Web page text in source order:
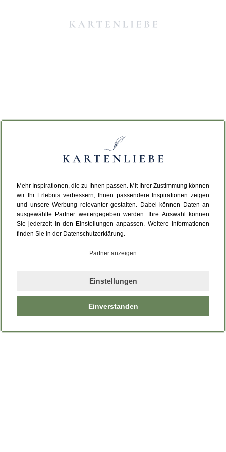
Mehr Inspirationen, die zu Ihnen passen. Mit Ihrer Zustimmung können
wir Ihr Erlebnis verbessern, Ihnen passendere Inspirationen zeigen
und unsere Werbung relevanter gestalten. Dabei können Daten an
ausgewählte Partner weitergegeben werden. Ihre Auswahl können
Sie jederzeit in den Einstellungen anpassen. Weitere Informationen
finden Sie in der Datenschutzerklärung.
Partner anzeigen
Einstellungen
Einverstanden
Da ist etwas schiefgelaufen.
Leider ist ein technischer Fehler aufgetreten.
Bitte laden Sie die Seite neu.